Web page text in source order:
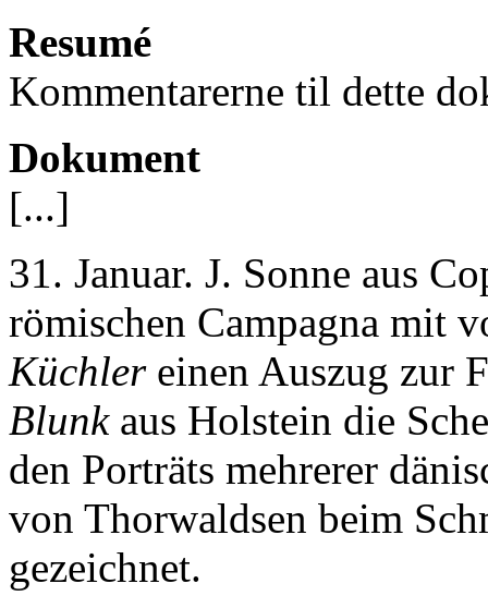
Resumé
Kommentarerne til dette
Dokument
[...]
31. Januar. J. Sonne aus
römischen Campagna mit
Küchlereinen Auszug zur
Blunkaus Holstein die
den Porträts mehrerer
von Thorwaldsen beim
gezeichnet.